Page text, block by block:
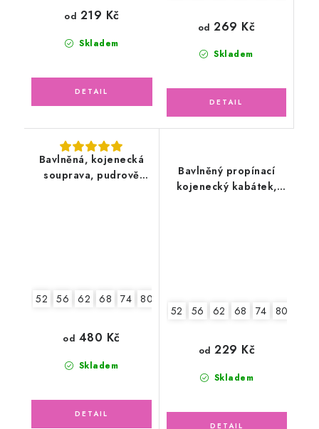
Skladem
od 219 Kč
Skladem
od 269 Kč
Bavlněná, kojenecká
souprava, pudrově
52 56 62 68 74 80
Skladem
od 480 Kč
Bavlněný propínací
kojenecký kabátek,
52 56 62 68 74 80
Skladem
od 229 Kč